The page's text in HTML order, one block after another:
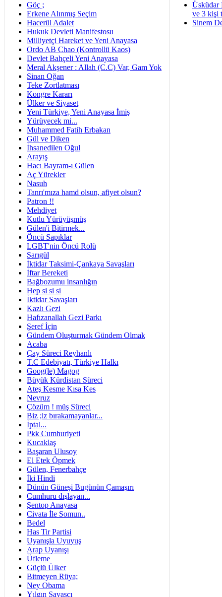
Göç ;
Erkene Alınmış Seçim
Hacerül Adalet
Hukuk Devleti Manifestosu
Milliyetçi Hareket ve Yeni Anayasa
Ordo AB Chao (Kontrollü Kaos)
Devlet Bahçeli Yeni Anayasa
Meral Akşener : Allah (C.C) Var, Gam Yok
Sinan Oğan
Teke Zortlatması
Kongre Kararı
Ülker ve Siyaset
Yeni Türkiye, Yeni Anayasa İmiş
Yürüyecek mi...
Muhammed Fatih Erbakan
Gül ve Diken
İhsanedilen Oğul
Arayış
Hacı Bayram-ı Gülen
Aç Yürekler
Nasuh
Tanrı'mıza hamd olsun, afiyet olsun?
Patron !!
Mehdiyet
Kutlu Yürüyüşmüş
Gülen'i Bitirmek...
Öncü Sapıklar
LGBT'nin Öncü Rolü
Sarıgül
İktidar Taksimi-Çankaya Savaşları
İftar Bereketi
Bağbozumu insanlığın
Hep si si si
İktidar Savaşları
Kazlı Gezi
Hafızanallah Gezi Parkı
Şeref İçin
Gündem Oluşturmak Gündem Olmak
Acaba
Çay Süreci Reyhanlı
T.C Edebiyatı, Türkiye Halkı
Goog(le) Magog
Büyük Kürdistan Süreci
Ateş Kesme Kısa Kes
Nevruz
Çözüm ! müş Süreci
Biz ;iz bırakamayanlar...
İptal...
Pkk Cumhuriyeti
Kucaklaş
Başaran Ulusoy
El Etek Öpmek
Gülen, Fenerbahçe
İki Hindi
Dünün Güneşi Bugünün Çamaşırı
Cumhuru dışlayan...
Şentop Anayasa
Civata İle Somun..
Bedel
Has Tir Partisi
Uyanışla Uyuyuş
Arap Uyanışı
Üfleme
Güçlü Ülker
Bitmeyen Rüya;
Ney Obama
Yılgın Savaşçı
Üsküdar
ve 3 kişi
Sinem